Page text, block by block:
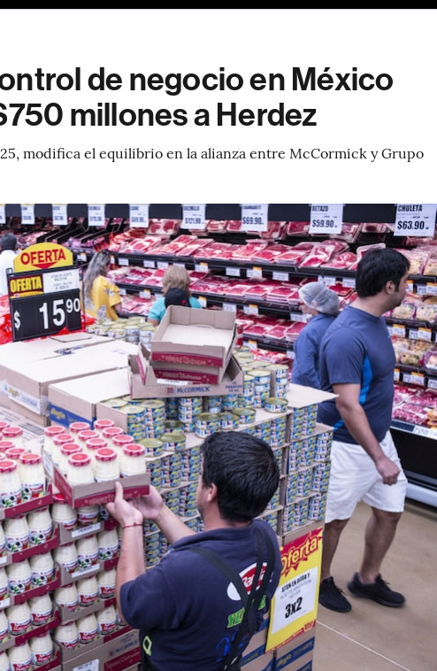
de negocio en México
millones a Herdez
modifica el equilibrio en la alianza entre McCormick y Grupo